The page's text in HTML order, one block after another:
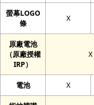
螢幕LOGO
條
X
原廠電池
（原廠授權
IRP）
X
電池 X